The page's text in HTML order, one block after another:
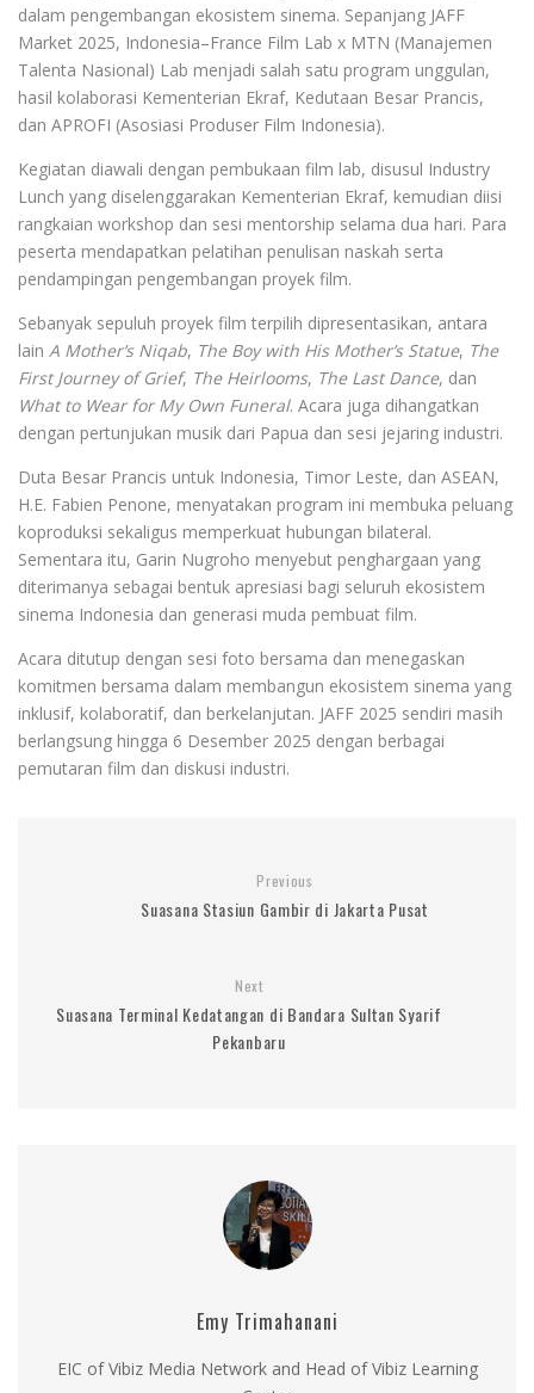
dalam pengembangan ekosistem sinema. Sepanjang JAFF
Market 2025, Indonesia–France Film Lab x MTN (Manajemen
Talenta Nasional) Lab menjadi salah satu program unggulan,
hasil kolaborasi Kementerian Ekraf, Kedutaan Besar Prancis,
dan APROFI (Asosiasi Produser Film Indonesia).
Kegiatan diawali dengan pembukaan film lab, disusul Industry
Lunch yang diselenggarakan Kementerian Ekraf, kemudian diisi
rangkaian workshop dan sesi mentorship selama dua hari. Para
peserta mendapatkan pelatihan penulisan naskah serta
pendampingan pengembangan proyek film.
Sebanyak sepuluh proyek film terpilih dipresentasikan, antara
lain A Mother’s Niqab, The Boy with His Mother’s Statue, The
First Journey of Grief, The Heirlooms, The Last Dance, dan
What to Wear for My Own Funeral. Acara juga dihangatkan
dengan pertunjukan musik dari Papua dan sesi jejaring industri.
Duta Besar Prancis untuk Indonesia, Timor Leste, dan ASEAN,
H.E. Fabien Penone, menyatakan program ini membuka peluang
koproduksi sekaligus memperkuat hubungan bilateral.
Sementara itu, Garin Nugroho menyebut penghargaan yang
diterimanya sebagai bentuk apresiasi bagi seluruh ekosistem
sinema Indonesia dan generasi muda pembuat film.
Acara ditutup dengan sesi foto bersama dan menegaskan
komitmen bersama dalam membangun ekosistem sinema yang
inklusif, kolaboratif, dan berkelanjutan. JAFF 2025 sendiri masih
berlangsung hingga 6 Desember 2025 dengan berbagai
pemutaran film dan diskusi industri.
Previous
Suasana Stasiun Gambir di Jakarta Pusat
Next
Suasana Terminal Kedatangan di Bandara Sultan Syarif
Pekanbaru
Emy Trimahanani
EIC of Vibiz Media Network and Head of Vibiz Learning